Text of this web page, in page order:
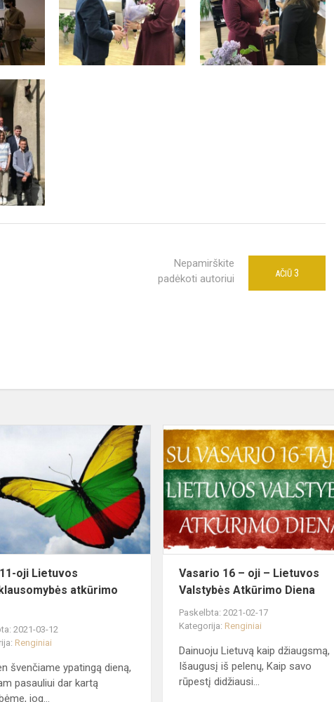
Nepamirškite
padėkoti autoriui
AČIŪ 3
Kovo
Lietuvos
Nepriklausomybės
atkūrimo
diena
oji Lietuvos
atkūrimo
2021-03-12
Renginiai
švenčiame ypatingą dieną,
pasauliui dar kartą
jog...
Vasario 16 – oji – Lietuvos
Valstybės Atkūrimo Diena
Paskelbta: 2021-02-17
Kategorija: Renginiai
Dainuoju Lietuvą kaip džiaugsmą,
Išaugusį iš pelenų, Kaip savo
rūpestį didžiausi...